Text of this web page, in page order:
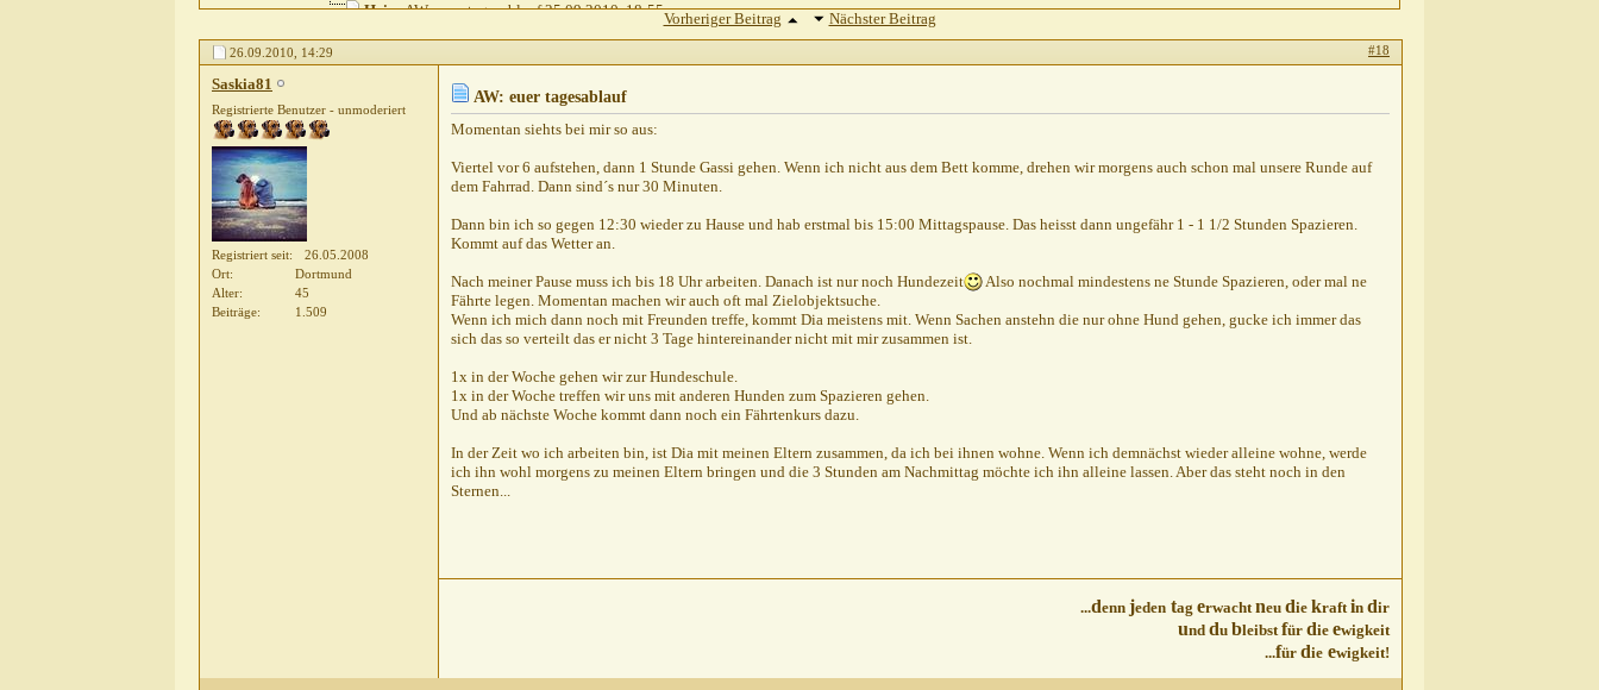
HeinsAW: euer tagesablauf25.09.2010,18:55
spechtiAW: euer tagesablauf25.09.2010,19:12
kathodenstrahlAW: euer tagesablauf25.09.2010,20:10
harmony1 AW: euer tagesablauf
Thomas RAW: euer tagesablauf26.09.2010,08:45
kathodenstrahlAW: euer tagesablauf26.09.2010,10:38
Heins AW: euer tagesablauf26.09.2010,11:36
GandoAW: euer tagesablauf26.09.2010,13:47
Saskia81 AW: euer tagesablauf26.09.2010,14:29
ScubidooAW: euer tagesablauf26.09.2010,16:14
BigMickAW: euer tagesablauf27.09.2010,17:41
PenfoldAW: euer tagesablauf27.09.2010,
Thomas R AW: euer tagesablauf27.09.2010,19:35
pete23021972AW: euer tagesablauf27.09.2010,21:00
GastAW: euer tagesablauf26.09.2010,11:02
Vorheriger Beitrag Nächster Beitrag
26.09.2010, 14:29 #18
Saskia81
Registrierte Benutzer - unmoderiert
Registriert seit
26.05.2008
Ort
Dortmund
Alter
45
Beiträge
1.509
AW: euer tagesablauf
Momentan siehts bei mir so aus:
Viertel vor 6 aufstehen, dann 1 Stunde Gassi gehen. Wenn ich nicht aus dem Bett komme, drehen wir morgens auch schon mal unsere Runde auf
dem Fahrrad. Dann sind´s nur 30 Minuten.
Dann bin ich so gegen 12:30 wieder zu Hause und hab erstmal bis 15:00 Mittagspause. Das heisst dann ungefähr 1 - 1 1/2 Stunden Spazieren.
Kommt auf das Wetter an.
Nach meiner Pause muss ich bis 18 Uhr arbeiten. Danach ist nur noch Hundezeit
Also nochmal mindestens ne Stunde Spazieren, oder mal ne
Fährte legen. Momentan machen wir auch oft mal Zielobjektsuche.
Wenn ich mich dann noch mit Freunden treffe, kommt Dia meistens mit. Wenn Sachen anstehn die nur ohne Hund gehen, gucke ich immer das
sich das so verteilt das er nicht 3 Tage hintereinander nicht mit mir zusammen ist.
1x in der Woche gehen wir zur Hundeschule.
1x in der Woche treffen wir uns mit anderen Hunden zum Spazieren gehen.
Und ab nächste Woche kommt dann noch ein Fährtenkurs dazu.
In der Zeit wo ich arbeiten bin, ist Dia mit meinen Eltern zusammen, da ich bei ihnen wohne. Wenn ich demnächst wieder alleine wohne, werde
ich ihn wohl morgens zu meinen Eltern bringen und die 3 Stunden am Nachmittag möchte ich ihn alleine lassen. Aber das steht noch in den
Sternen...
...denn jeden tag erwachtneu die kraftin dir
und du bleibstfür die ewigkeit
...für die ewigkeit!